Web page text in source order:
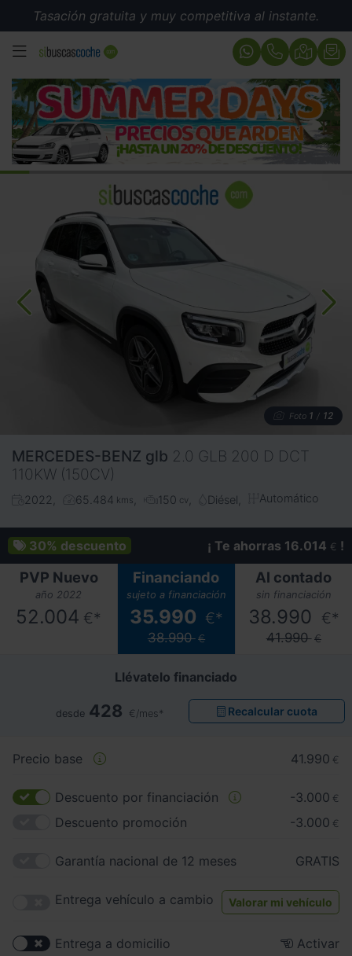
Tasación gratuita y muy competitiva al instante.
MENÚ
Foto 1 / 12
MERCEDES-BENZ glb 2.0 GLB 200 D DCT
110KW (150CV)
2022 65.484 kms 150 cv Diésel Automático
30% descuento ¡ Te ahorras 16.014 € !
PVP Nuevo
año 2022
52.004 €*
Financiando
sujeto a financiación
35.990 €*
38.990 €
Al contado
sin financiación
38.990 €*
41.990 €
Llévatelo financiado
desde 428 €/mes* Recalcular cuota
Precio base 41.990 €
Descuento por financiación -3.000 €
Descuento promoción -3.000 €
Garantía nacional de 12 meses GRATIS
Entrega vehículo a cambio Valorar mi vehículo
Entrega a domicilio Activar